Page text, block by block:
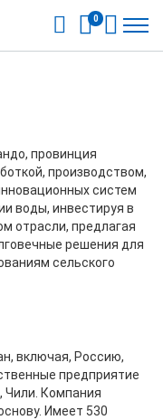
0
провинция
производством,
систем
воды, инвестируя в
отрасли, предлагая
решения для
сельского
включая, Россию,
предприятие
Чили. Компания
Имеет 530